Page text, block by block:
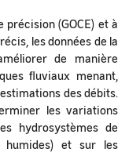
précision (GOCE) et à
les données de la
de manière
fluviaux menant,
des débits.
les variations
hydrosystèmes de
humides) et sur les